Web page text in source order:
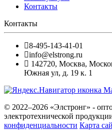
Контакты
Контакты
8-495-143-41-01
info@elstrong.ru
142720, Москва,
Южная ул, д. 19 к. 1
© 2022–2026 «Элстронг» -
электротехнической
конфиденциальности Карта